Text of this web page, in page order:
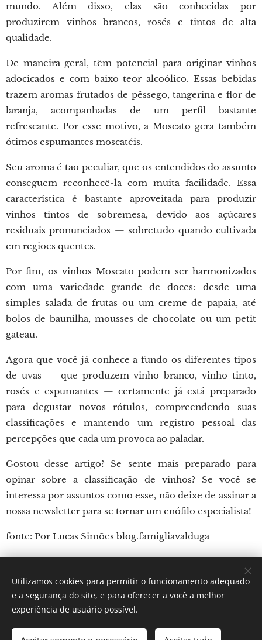
mundo. Além disso, elas são conhecidas por
produzirem vinhos brancos, rosés e tintos de alta
qualidade.
De maneira geral, têm potencial para originar vinhos
adocicados e com baixo teor alcoólico. Essas bebidas
trazem aromas frutados de pêssego, tangerina e flor de
laranja, acompanhadas de um perfil bastante
refrescante. Por esse motivo, a Moscato gera também
ótimos espumantes moscatéis.
Seu aroma é tão peculiar, que os entendidos do assunto
conseguem reconhecê-la com muita facilidade. Essa
característica é bastante aproveitada para produzir
vinhos tintos de sobremesa, devido aos açúcares
residuais pronunciados — sobretudo quando cultivada
em regiões quentes.
Por fim, os vinhos Moscato podem ser harmonizados
com uma variedade grande de doces: desde uma
simples salada de frutas ou um creme de papaia, até
bolos de baunilha, mousses de chocolate ou um petit
gateau.
Agora que você já conhece a fundo os diferentes tipos
de uvas — que produzem vinho branco, vinho tinto,
rosés e espumantes — certamente já está preparado
para degustar novos rótulos, compreendendo suas
classificações e mantendo um registro pessoal das
percepções que cada um provoca ao paladar.
Gostou desse artigo? Se sente mais preparado para
opinar sobre a classificação de vinhos? Se você se
interessa por assuntos como esse, não deixe de assinar a
nossa newsletter para se tornar um enófilo especialista!
fonte: Por Lucas Simões blog.famigliavalduga
Por: Verônica Silveira Nicoletti
Instagram: Gastronomundo.receitas
Idiomas
Utilizamos cookies para permitir o funcionamento adequado
e a segurança do site, e para oferecer a você a melhor
experiência de usuário possível.